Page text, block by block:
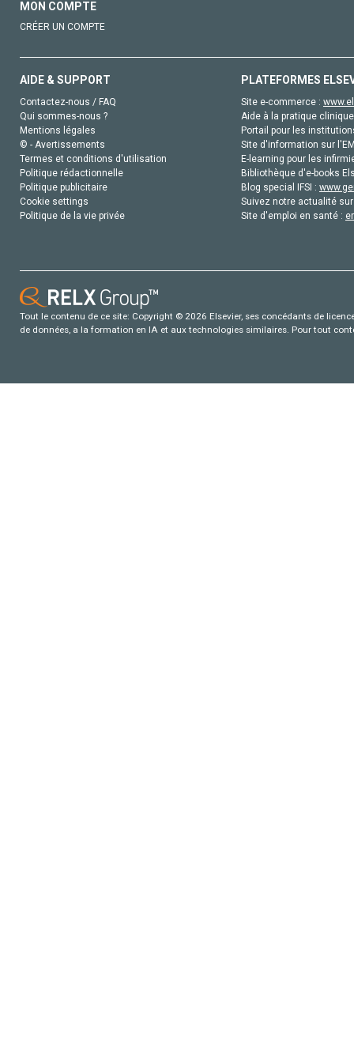
MON COMPTE
CRÉER UN COMPTE
AIDE & SUPPORT
Contactez-nous / FAQ
Qui sommes-nous ?
Mentions légales
© - Avertissements
Termes et conditions d'utilisation
Politique rédactionnelle
Politique publicitaire
Cookie settings
Politique de la vie privée
PLATEFORMES
Site e-commerce :
Aide à la pratique
Portail pour les
Site d'information sur
E-learning pour les
Bibliothèque d'e-books
Blog special IFSI :
Suivez notre actualité
Site d'emploi en santé :
Tout le contenu de ce site: Copyright © 2026 Elsevier, ses concédants de
de données, a la formation en IA et aux technologies similaires. Pour tout